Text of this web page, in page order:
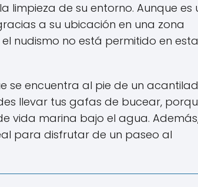
de su entorno. Aunque es
a su ubicación en una zona
nudismo no está permitido en esta
se encuentra al pie de un
llevar tus gafas de bucear,
vida marina bajo el agua.
para disfrutar de un paseo al